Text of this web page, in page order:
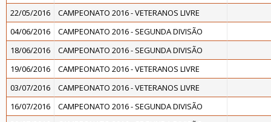
22/05/2016
CAMPEONATO 2016 - VETERANOS LIVRE
04/06/2016
CAMPEONATO 2016 - SEGUNDA DIVISÃO
18/06/2016
CAMPEONATO 2016 - SEGUNDA DIVISÃO
19/06/2016
CAMPEONATO 2016 - VETERANOS LIVRE
03/07/2016
CAMPEONATO 2016 - VETERANOS LIVRE
16/07/2016
CAMPEONATO 2016 - SEGUNDA DIVISÃO